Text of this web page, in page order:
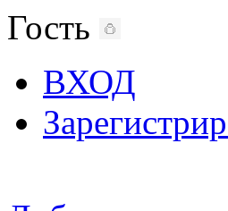
Гость
ВХОД